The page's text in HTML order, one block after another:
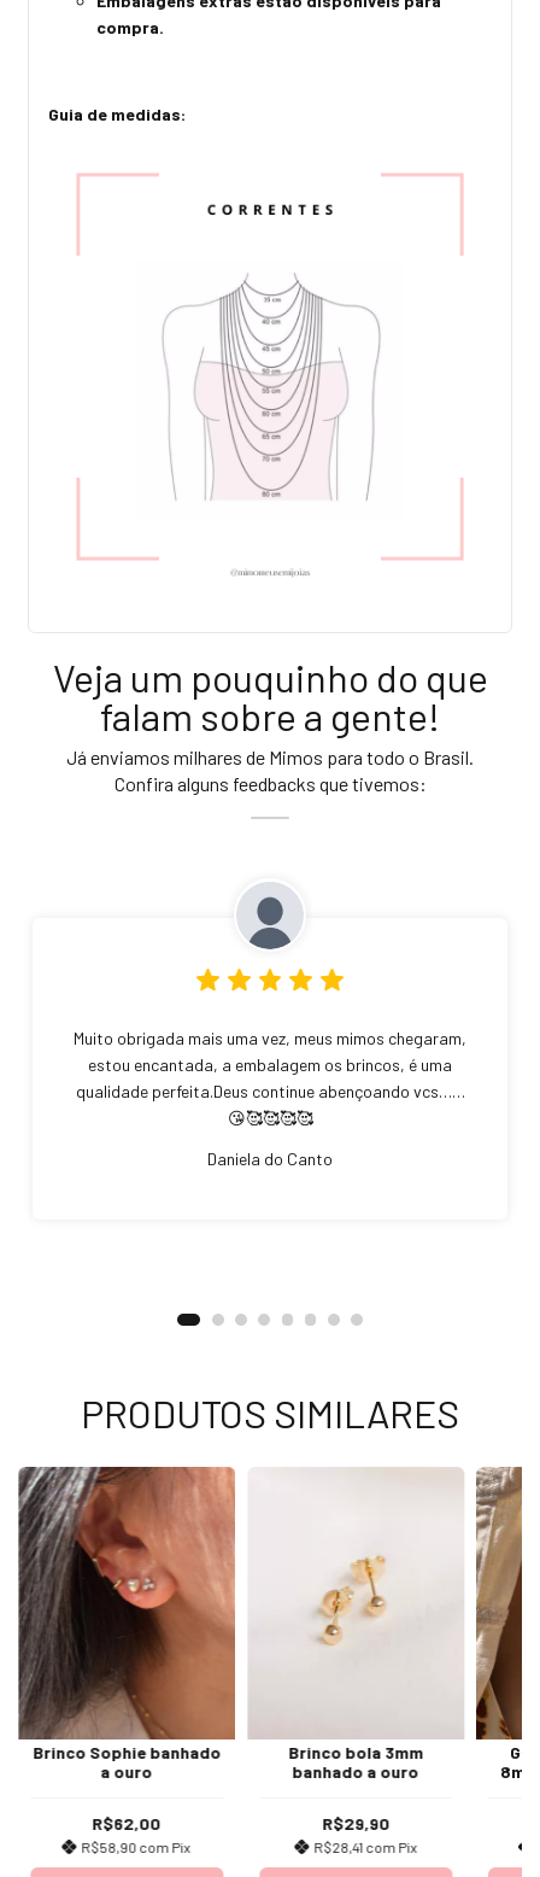
compra.
Guia de medidas:
Veja um pouquinho do que
falam sobre a gente!
Já enviamos milhares de Mimos para todo o Brasil.
Confira alguns feedbacks que tivemos:
Muito obrigada mais uma vez, meus mimos chegaram,
estou encantada, a embalagem os brincos, é uma
qualidade perfeita.Deus continue abençoando vcs……
😘🥰🥰🥰🥰
Daniela do Canto
PRODUTOS SIMILARES
Brinco Sophie banhado
a ouro
R$62,00
R$58,90 com Pix
Brinco bola 3mm
banhado a ouro
R$29,90
R$28,41 com Pix